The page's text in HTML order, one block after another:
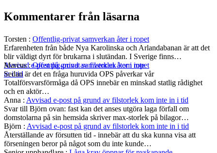
Avvisad e-post på grund av filstorlek kom inte
in i tid
Kommentarer från läsarna
Torsten : Offentlig-privat samverkan åter i ropet
Erfarenheten från både Nya Karolinska och Arlandabanan är att det
blir väldigt dyrt för brukarna i slutändan. I Sverige finns…
Marcus:Offentlig-privat samverkan åter i ropet
Sedan är det en fråga huruvida OPS påverkar vår
Totalförsvarsförmåga då OPS innebär en minskad statlig rådighet
och en aktör…
Anna : Avvisad e-post på grund av filstorlek kom inte in i tid
Svar till Björn ovan: fast kan det anses utgöra laga förfall om
domstolarna på sin hemsida skriver max-storlek på bilagor…
Björn : Avvisad e-post på grund av filstorlek kom inte in i tid
Återställande av försutten tid - innebär att du ska kunna visa att
förseningen beror på något som du inte kunde…